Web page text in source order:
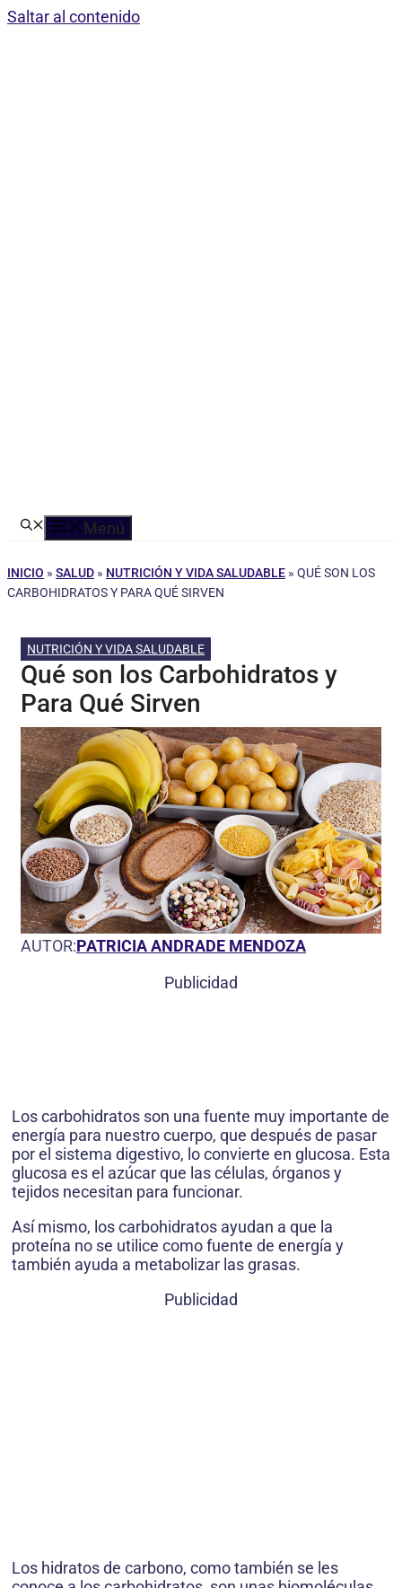
Saltar al contenido
Menú
INICIO » SALUD » NUTRICIÓN Y VIDA SALUDABLE » QUÉ SON LOS
CARBOHIDRATOS Y PARA QUÉ SIRVEN
NUTRICIÓN Y VIDA SALUDABLE
Qué son los Carbohidratos y
Para Qué Sirven
AUTOR:PATRICIA ANDRADE MENDOZA
Publicidad
Los carbohidratos son una fuente muy importante de
energía para nuestro cuerpo, que después de pasar
por el sistema digestivo, lo convierte en glucosa. Esta
glucosa es el azúcar que las células, órganos y
tejidos necesitan para funcionar.
Así mismo, los carbohidratos ayudan a que la
proteína no se utilice como fuente de energía y
también ayuda a metabolizar las grasas.
Publicidad
Los hidratos de carbono, como también se les